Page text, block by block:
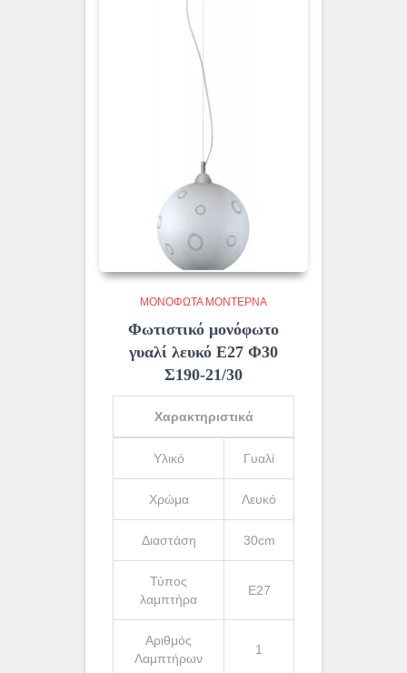
ΜΟΝΌΦΩΤΑ ΜΟΝΤΈΡΝΑ
Φωτιστικό μονόφωτο
γυαλί λευκό Ε27 Φ30
Σ190-21/30
Χαρακτηριστικά
Υλικό Γυαλί
Χρώμα Λευκό
Διαστάση 30cm
Τύπος
λαμπτήρα
Ε27
Αριθμός
Λαμπτήρων
1